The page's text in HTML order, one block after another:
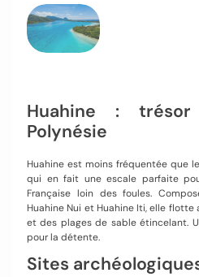
Huahine :
Polynésie
Huahine est moins fréquentée que
qui en fait une escale parfaite
Française loin des foules.
Huahine Nui et Huahine Iti, elle
et des plages de sable étincelant.
pour la détente.
Sites